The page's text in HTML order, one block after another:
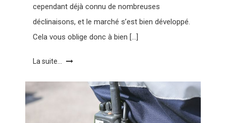
cependant déjà connu de nombreuses
déclinaisons, et le marché s’est bien développé.
Cela vous oblige donc à bien […]
La suite...